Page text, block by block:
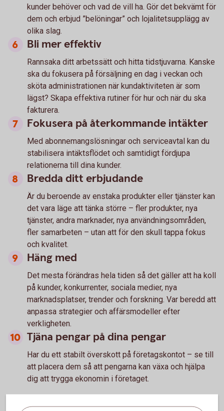
kunder behöver och vad de vill ha. Gör det bekvämt för
dem och erbjud ”belöningar” och lojalitetsupplägg av
olika slag.
Bli mer effektiv
Rannsaka ditt arbetssätt och hitta tidstjuvarna. Kanske
ska du fokusera på försäljning en dag i veckan och
sköta administrationen när kundaktiviteten är som
lägst? Skapa effektiva rutiner för hur och när du ska
fakturera.
Fokusera på återkommande intäkter
Med abonnemangslösningar och serviceavtal kan du
stabilisera intäktsflödet och samtidigt fördjupa
relationerna till dina kunder.
Bredda ditt erbjudande
Är du beroende av enstaka produkter eller tjänster kan
det vara läge att tänka större – fler produkter, nya
tjänster, andra marknader, nya användningsområden,
fler samarbeten – utan att för den skull tappa fokus
och kvalitet.
Häng med
Det mesta förändras hela tiden så det gäller att ha koll
på kunder, konkurrenter, sociala medier, nya
marknadsplatser, trender och forskning. Var beredd att
anpassa strategier och affärsmodeller efter
verkligheten.
Tjäna pengar på dina pengar
Har du ett stabilt överskott på företagskontot – se till
att placera dem så att pengarna kan växa och hjälpa
dig att trygga ekonomin i företaget.